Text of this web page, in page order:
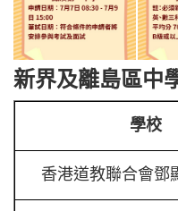
新界及離島區中
學校
香港道教聯合會鄧